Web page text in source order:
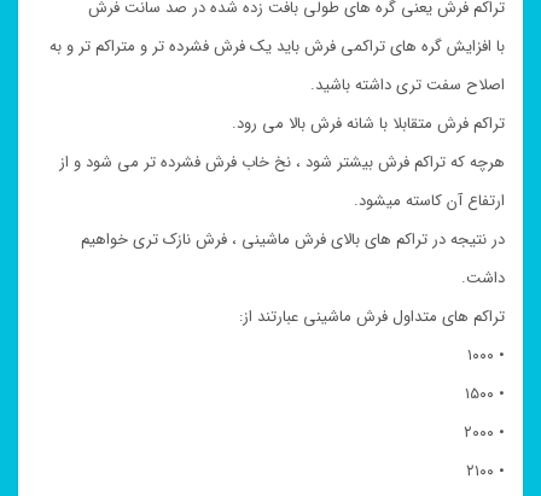
تراکم فرش یعنی گره های طولی بافت زده شده در صد سانت فرش
با افزایش گره های تراکمی فرش باید یک فرش فشرده تر و متراکم تر و به
اصلاح سفت تری داشته باشید.
تراکم فرش متقابلا با شانه فرش بالا می رود.
هرچه که تراکم فرش بیشتر شود ، نخ خاب فرش فشرده تر می شود و از
ارتفاع آن کاسته میشود.
در نتیجه در تراکم های بالای فرش ماشینی ، فرش نازک تری خواهیم
داشت.
تراکم های متداول فرش ماشینی عبارتند از:
• ۱۰۰۰
• ۱۵۰۰
• ۲۰۰۰
• ۲۱۰۰